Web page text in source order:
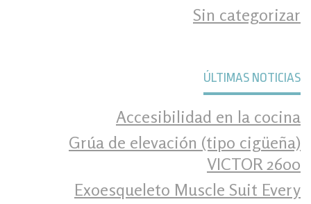
Sin categorizar
ÚLTIMAS NOTICIAS
Accesibilidad en la cocina
Grúa de elevación (tipo cigüeña)
VICTOR 2600
Exoesqueleto Muscle Suit Every